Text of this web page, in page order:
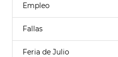
Empleo
Fallas
Feria de Julio